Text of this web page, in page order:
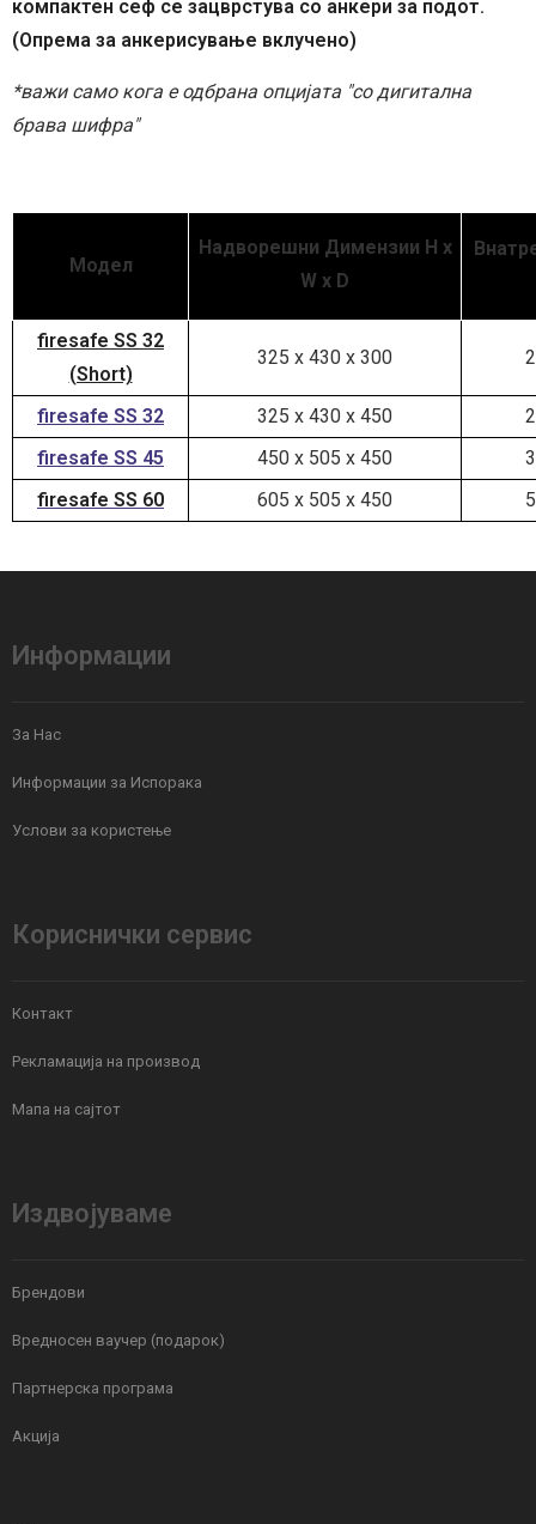
компактен сеф се зацврстува со анкери за подот.
(Опрема за анкерисување вклучено)
*важи само кога е одбрана опцијата "со дигитална
брава шифра"
Модел
Надворешни Димензии H x
W x D
firesafe SS 32
(Short)
325 x 430 x 300
firesafe SS 32 325 x 430 x 450
firesafe SS 45
450 x 505 x 450
firesafe SS 60
605 x 505 x 450
Информации
За Нас
Информации за Испорака
Услови за користење
Кориснички сервис
Контакт
Рекламација на производ
Мапа на сајтот
Издвојуваме
Брендови
Вредносен ваучер (подарок)
Партнерска програма
Акција